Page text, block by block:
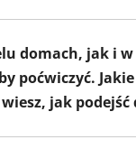
domach, jak i
poćwiczyć.
jak